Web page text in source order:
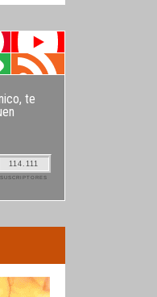
te
114.111
SUSCRIPTORES